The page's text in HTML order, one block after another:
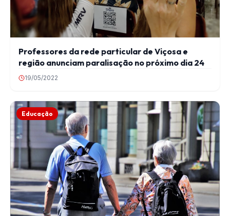
Professores da rede particular de Viçosa e
região anunciam paralisação no próximo dia 24
19/05/2022
Educação